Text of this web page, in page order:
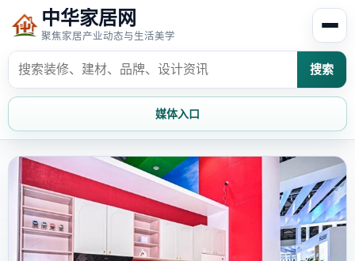
中华家居网
聚焦家居产业动态与生活美学
搜索
媒体入口
首页 家居资讯
家居风水 家居欣赏
时尚饰家 装修设计